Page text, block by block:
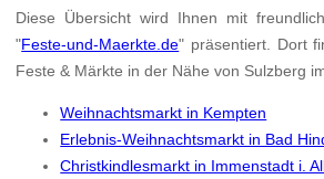
Diese Übersicht wird Ihnen mit
"Feste-und-Maerkte.de" präsentiert. Dort
Feste & Märkte in der Nähe von Sulzberg
Weihnachtsmarkt in Kempten
Erlebnis-Weihnachtsmarkt in Bad
Christkindlesmarkt in Immenstadt i.